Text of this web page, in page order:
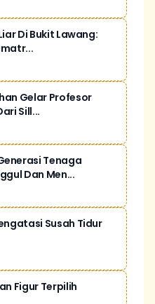
Di Bukit Lawang:
Gelar Profesor
Sill...
Tenaga
Dan Men...
Susah Tidur
Figur Terpilih